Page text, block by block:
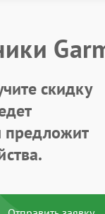
скидку
предложит